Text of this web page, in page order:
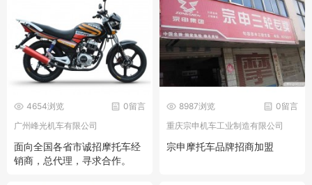
0留言
4654浏览
广州峰光机车有限公司
面向全国各省市诚招摩托车经
销商，总代理，寻求合作。
0留言
8987浏览
重庆宗申机车工业制造有限公司
宗申摩托车品牌招商加盟